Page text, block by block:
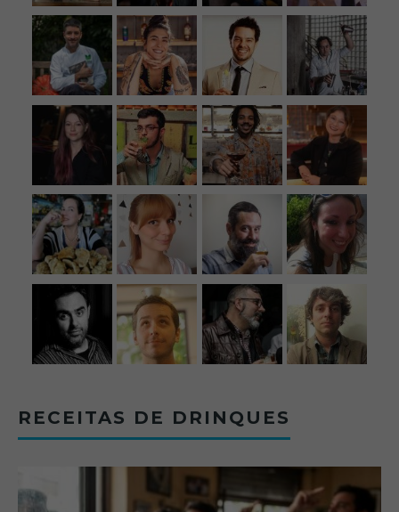
RECEITAS DE DRINQUES